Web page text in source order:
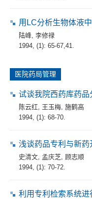
用LC分析生物体液
陆峰 李修禄
1994, (1): 65-67,41.
医院药局管理
试谈我院西药库药品
陈云红 王玉梅 施鹤高
1994, (1): 68-70.
浅谈药品专利与新药
史清文 孟庆芝 顾志顺
1994, (1): 70-72.
利用专利检索系统